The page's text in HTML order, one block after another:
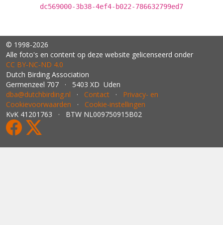
dc569000-3b38-4ef4-b022-786632799ed7
© 1998-2026
Alle foto's en content op deze website gelicenseerd onder
CC BY‑NC‑ND 4.0
Dutch Birding Association
Germenzeel 707 · 5403 XD Uden
dba@dutchbirding.nl · Contact · Privacy- en
Cookievoorwaarden · Cookie-instellingen
KvK 41201763 · BTW NL009750915B02